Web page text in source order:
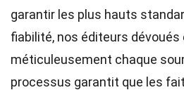
garantir les plus hauts
fiabilité, nos éditeurs dévoués
méticuleusement chaque
processus garantit que les